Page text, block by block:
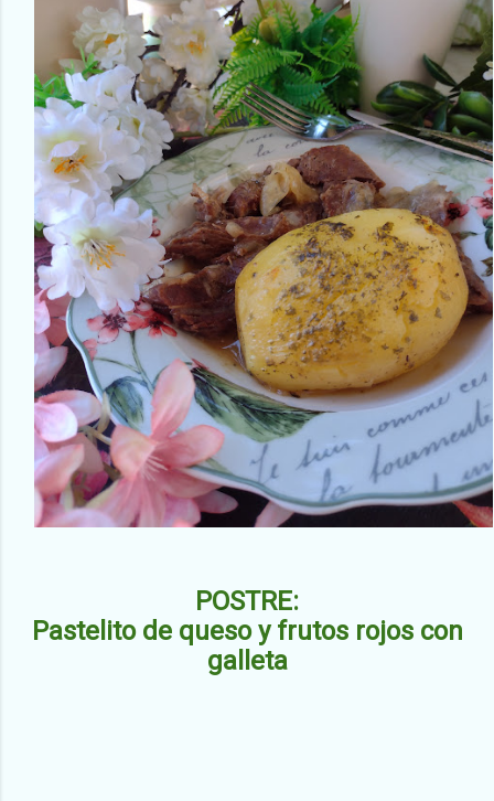
POSTRE:
Pastelito de queso y frutos rojos con
galleta